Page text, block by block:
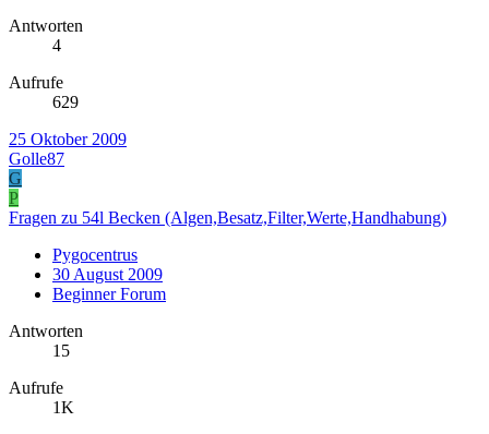
Antworten
4
Aufrufe
629
25 Oktober 2009
Golle87
G
P
Fragen zu 54l Becken (Algen,Besatz,Filter,Werte,Handhabung)
Pygocentrus
30 August 2009
Beginner Forum
Antworten
15
Aufrufe
1K